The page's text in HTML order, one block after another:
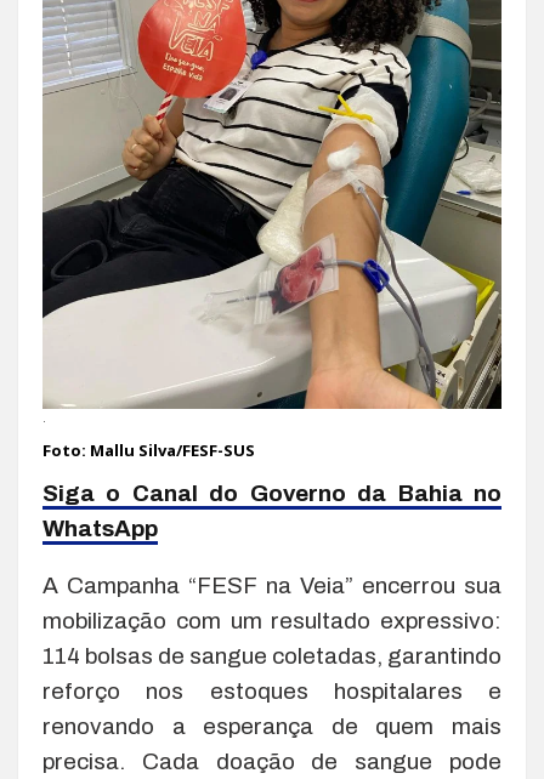
Foto: Mallu Silva/FESF-SUS
Siga o Canal do Governo da Bahia no
WhatsApp
A Campanha “FESF na Veia” encerrou sua
mobilização com um resultado expressivo:
114 bolsas de sangue coletadas, garantindo
reforço nos estoques hospitalares e
renovando a esperança de quem mais
precisa. Cada doação de sangue pode